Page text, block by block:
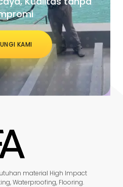
KAMI
material High Impact
Waterproofing, Flooring.